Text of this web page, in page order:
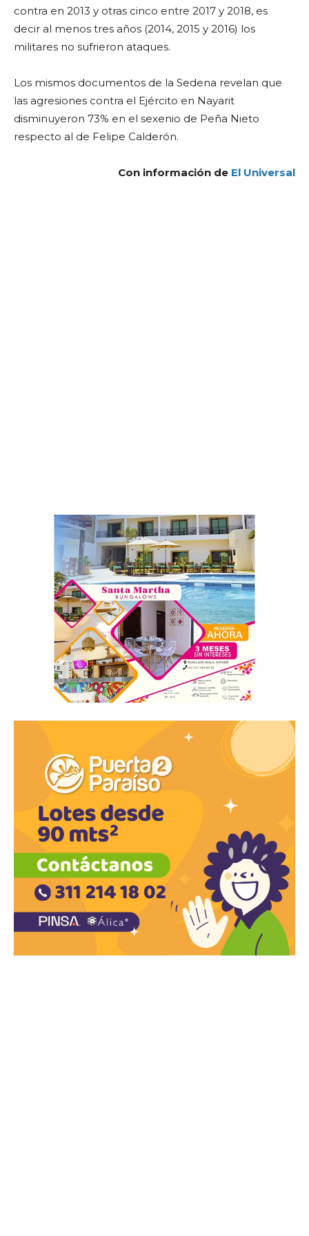
contra en 2013 y otras cinco entre 2017 y 2018, es
decir al menos tres años (2014, 2015 y 2016) los
militares no sufrieron ataques.
Los mismos documentos de la Sedena revelan que
las agresiones contra el Ejército en Nayarit
disminuyeron 73% en el sexenio de Peña Nieto
respecto al de Felipe Calderón.
Con información de El Universal